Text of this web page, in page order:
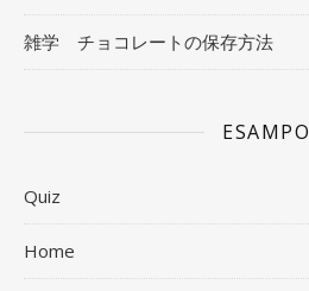
雑学 チョコレートの保存方法
ESAMPO
Quiz
Home